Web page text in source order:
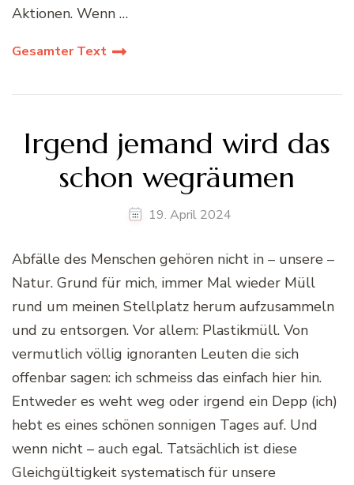
Aktionen. Wenn …
Gesamter Text
Irgend jemand wird das
schon wegräumen
19. April 2024
Abfälle des Menschen gehören nicht in – unsere –
Natur. Grund für mich, immer Mal wieder Müll
rund um meinen Stellplatz herum aufzusammeln
und zu entsorgen. Vor allem: Plastikmüll. Von
vermutlich völlig ignoranten Leuten die sich
offenbar sagen: ich schmeiss das einfach hier hin.
Entweder es weht weg oder irgend ein Depp (ich)
hebt es eines schönen sonnigen Tages auf. Und
wenn nicht – auch egal. Tatsächlich ist diese
Gleichgültigkeit systematisch für unsere